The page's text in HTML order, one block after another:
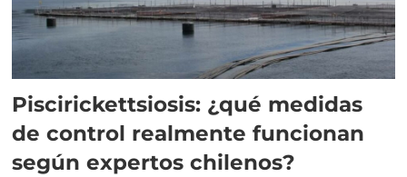
Piscirickettsiosis: ¿qué medidas
de control realmente funcionan
según expertos chilenos?